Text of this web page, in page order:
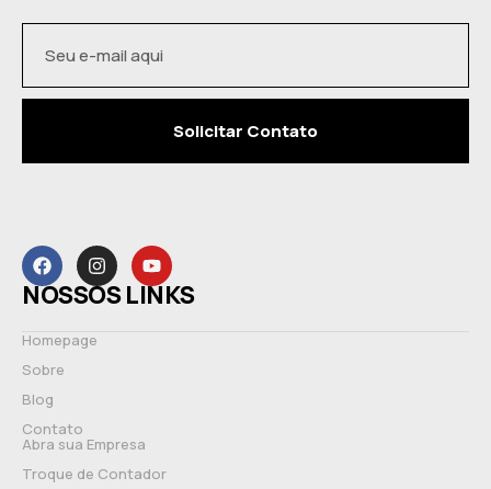
Solicitar Contato
NOSSOS LINKS
Homepage
Sobre
Blog
Contato
Abra sua Empresa
Troque de Contador